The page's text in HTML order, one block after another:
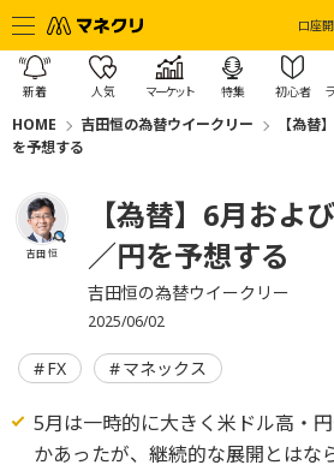
口座
新着 人気 マーケット 特集 初心者
HOME 吉田恒の為替ウイークリー
【為替
を予想する
吉田 恒
【為替】6月およ
／円を予想する
吉田恒の為替ウイークリー
2025/06/02
FX マネックス
5月は一時的に大きく米ドル高・
かあったが、継続的な展開とはな